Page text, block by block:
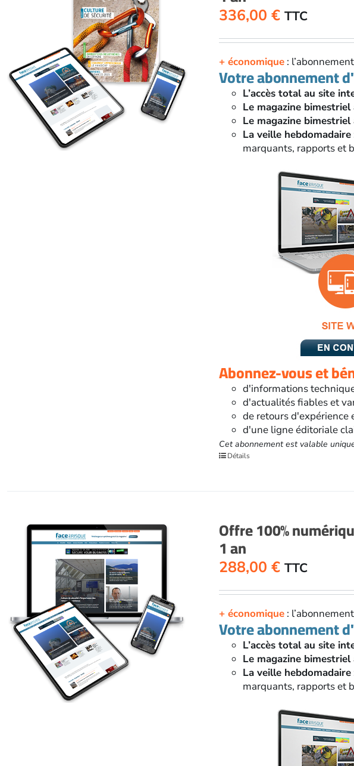
336,00€ TTC
+ économique :
Votre abonnement
L’accès total au site
Le magazine
Le magazine
La veille hebdomadaire
marquants, rapports et
Abonnez-vous et
d'informations
d'actualités fiables et
de retours d'expérience
d'une ligne éditoriale
Cet abonnement est valable
Détails
Offre 100%
1 an
288,00€ TTC
+ économique :
Votre abonnement
L’accès total au site
Le magazine
La veille hebdomadaire
marquants, rapports et